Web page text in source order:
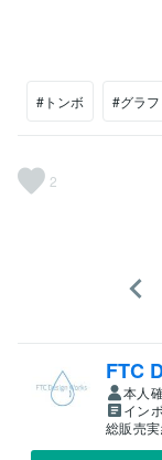
#トンボ #グラ
2
FTC
本人
イン
総販売